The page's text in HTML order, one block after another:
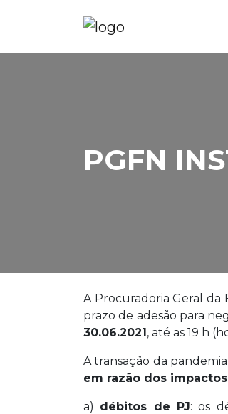
PGFN
A Procuradoria Geral da
prazo de adesão para
30.06.2021, até as 19 h
A transação da
em razão dos
a) débitos de PJ: os